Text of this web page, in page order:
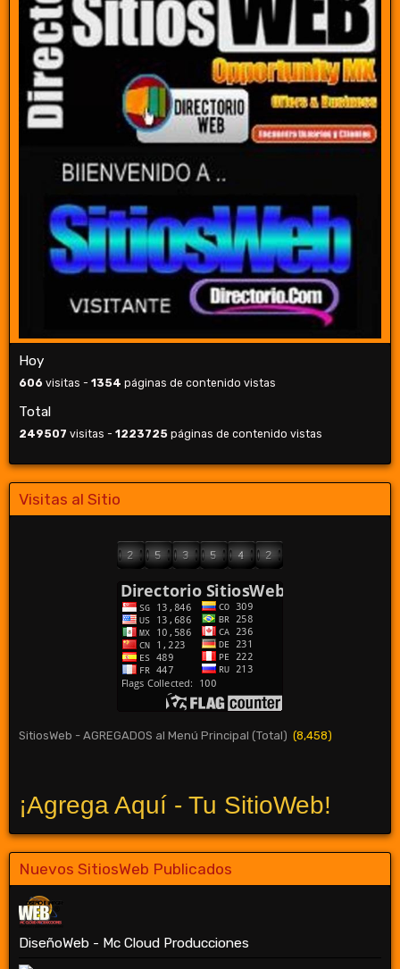
Hoy
606 visitas - 1354 páginas de contenido vistas
Total
249507 visitas - 1223725 páginas de contenido vistas
Visitas al Sitio
SitiosWeb - AGREGADOS al Menú Principal (Total) (8,458)
¡Agrega Aquí - Tu SitioWeb!
Nuevos SitiosWeb Publicados
DiseñoWeb - Mc Cloud Producciones